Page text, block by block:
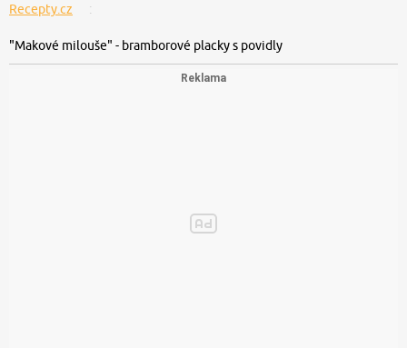
Recepty.cz
"Makové milouše" - bramborové placky s povidly